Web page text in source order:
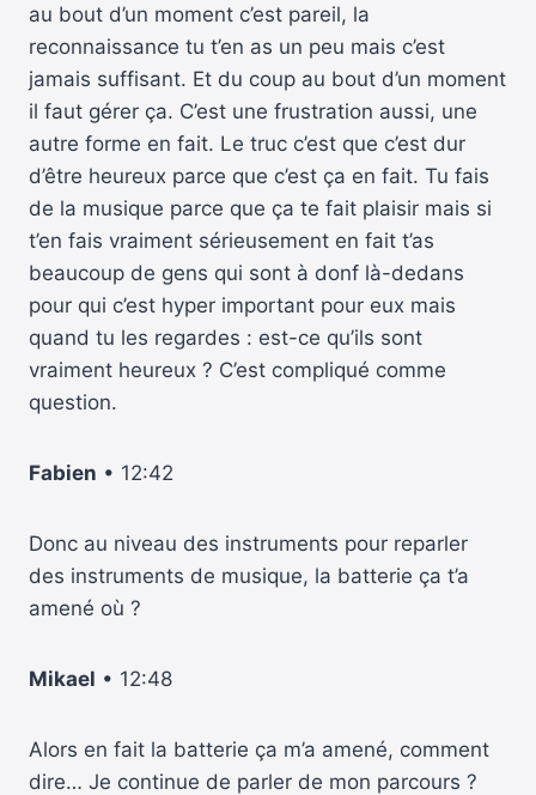
au bout d’un moment c’est pareil, la
reconnaissance tu t’en as un peu mais c’est
jamais suffisant. Et du coup au bout d’un moment
il faut gérer ça. C’est une frustration aussi, une
autre forme en fait. Le truc c’est que c’est dur
d’être heureux parce que c’est ça en fait. Tu fais
de la musique parce que ça te fait plaisir mais si
t’en fais vraiment sérieusement en fait t’as
beaucoup de gens qui sont à donf là-dedans
pour qui c’est hyper important pour eux mais
quand tu les regardes : est-ce qu’ils sont
vraiment heureux ? C’est compliqué comme
question.
Fabien • 12:42
Donc au niveau des instruments pour reparler
des instruments de musique, la batterie ça t’a
amené où ?
Mikael • 12:48
Alors en fait la batterie ça m’a amené, comment
dire… Je continue de parler de mon parcours ?